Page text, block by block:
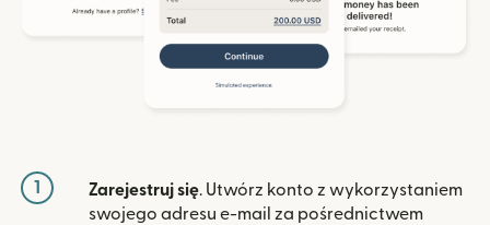
1 Zarejestruj się. Utwórz konto z wykorzystaniem
swojego adresu e-mail za pośrednictwem